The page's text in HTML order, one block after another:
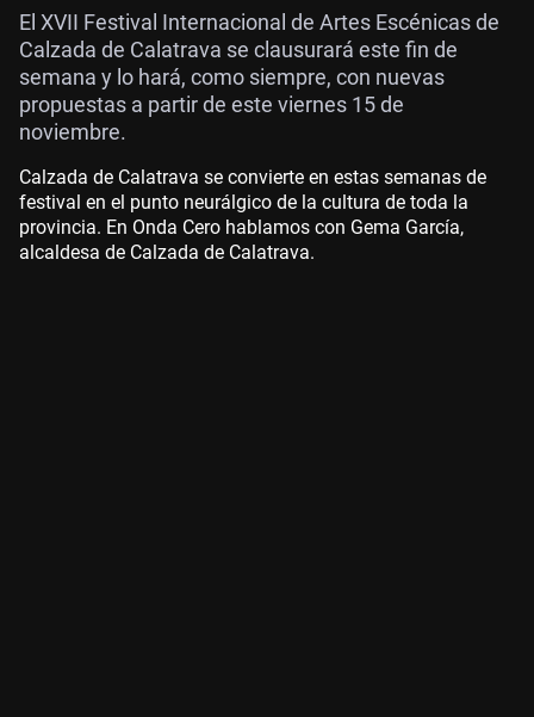
El XVII Festival Internacional de Artes Escénicas de
Calzada de Calatrava se clausurará este fin de
semana y lo hará, como siempre, con nuevas
propuestas a partir de este viernes 15 de
noviembre.
Calzada de Calatrava se convierte en estas semanas de
festival en el punto neurálgico de la cultura de toda la
provincia. En Onda Cero hablamos con Gema García,
alcaldesa de Calzada de Calatrava.